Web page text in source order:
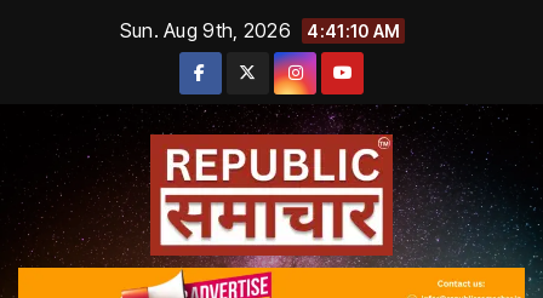
Sun. Aug 9th, 2026 4:41:11 AM